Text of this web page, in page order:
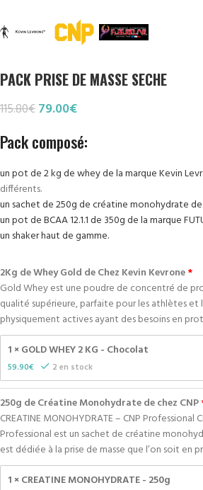
PACK PRISE DE MASSE SECHE
115.80€79.00€
Pack composé:
un pot de 2 kg de whey de la marque Kevin
différents.
un sachet de 250g de créatine monohydrate de
un pot de BCAA 12.1.1 de 350g de la marque
un shaker haut de gamme.
2Kg de Whey Gold de Chez Kevin Kevrone
Gold Whey est une poudre de concentré de
qualité supérieure, parfaite pour les athlètes et
physiquement actives ayant des besoins en
1 × GOLD WHEY 2 KG - Chocolat
59.90€ 2 en stock
250g de Créatine Monohydrate de chez CNP
CREATINE MONOHYDRATE – CNP Professional
Professional est un sachet de créatine
est dédiée à la prise de masse que l’on soit en
1 × CREATINE MONOHYDRATE - 250g